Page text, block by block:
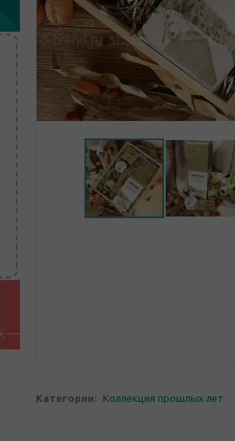
Категории: Коллекция прошлых лет